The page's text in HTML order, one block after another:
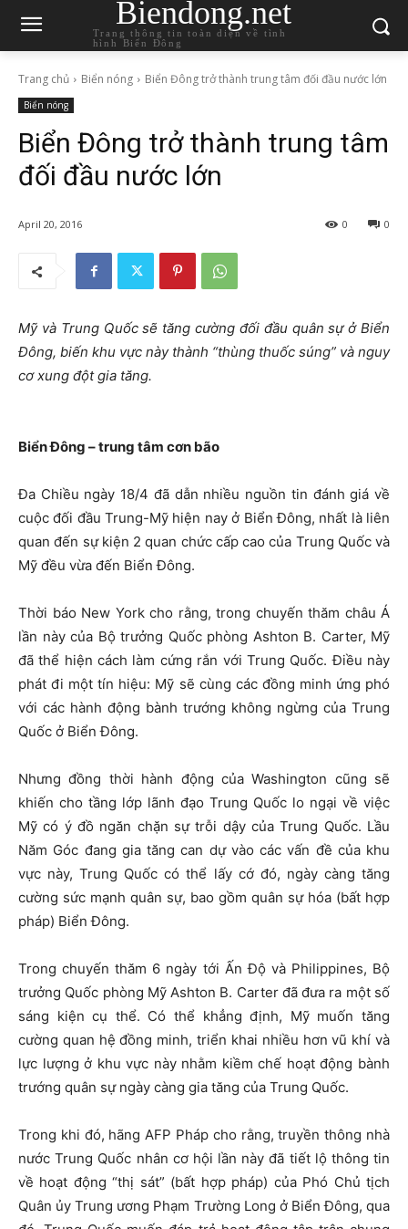
Biendong.net
Trang thông tin toàn diện về tình
hình Biển Đông
Trang chủ Biển nóng Biển Đông trở thành trung tâm đối đầu nước lớn
Biển nóng
Biển Đông trở thành trung tâm
đối đầu nước lớn
April 20, 2016 0
0
Mỹ và Trung Quốc sẽ tăng cường đối đầu quân sự ở Biển
Đông, biến khu vực này thành “thùng thuốc súng” và nguy
cơ xung đột gia tăng.
Biển Đông – trung tâm cơn bão
Đa Chiều ngày 18/4 đã dẫn nhiều nguồn tin đánh giá về
cuộc đối đầu Trung-Mỹ hiện nay ở Biển Đông, nhất là liên
quan đến sự kiện 2 quan chức cấp cao của Trung Quốc và
Mỹ đều vừa đến Biển Đông.
Thời báo New York cho rằng, trong chuyến thăm châu Á
lần này của Bộ trưởng Quốc phòng Ashton B. Carter, Mỹ
đã thể hiện cách làm cứng rắn với Trung Quốc. Điều này
phát đi một tín hiệu: Mỹ sẽ cùng các đồng minh ứng phó
với các hành động bành trướng không ngừng của Trung
Quốc ở Biển Đông.
Nhưng đồng thời hành động của Washington cũng sẽ
khiến cho tầng lớp lãnh đạo Trung Quốc lo ngại về việc
Mỹ có ý đồ ngăn chặn sự trỗi dậy của Trung Quốc. Lầu
Năm Góc đang gia tăng can dự vào các vấn đề của khu
vực này, Trung Quốc có thể lấy cớ đó, ngày càng tăng
cường sức mạnh quân sự, bao gồm quân sự hóa (bất hợp
pháp) Biển Đông.
Trong chuyến thăm 6 ngày tới Ấn Độ và Philippines, Bộ
trưởng Quốc phòng Mỹ Ashton B. Carter đã đưa ra một số
sáng kiện cụ thể. Có thể khẳng định, Mỹ muốn tăng
cường quan hệ đồng minh, triển khai nhiều hơn vũ khí và
lực lượng ở khu vực này nhằm kiềm chế hoạt động bành
trướng quân sự ngày càng gia tăng của Trung Quốc.
Trong khi đó, hãng AFP Pháp cho rằng, truyền thông nhà
nước Trung Quốc nhân cơ hội lần này đã tiết lộ thông tin
về hoạt động “thị sát” (bất hợp pháp) của Phó Chủ tịch
Quân ủy Trung ương Phạm Trường Long ở Biển Đông, qua